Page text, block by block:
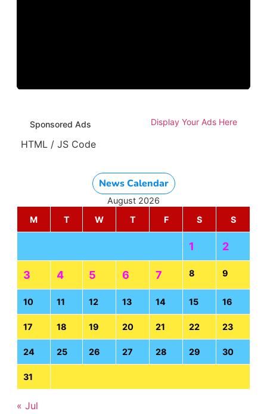
Sponsored Ads Display Your Ads Here
HTML / JS Code
News Calendar
August 2026
M
T W T F S S
1 2
3 4 5 6 7 8 9
10 11 12 13 14 15 16
17 18 19 20 21 22 23
24 25 26 27 28 29 30
31
« Jul